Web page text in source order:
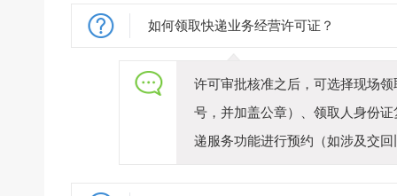
如何领取快递业务经营许可证？
许可审批核准之后，可选择现场
号，并加盖公章）、领取人身份
递服务功能进行预约（如涉及交